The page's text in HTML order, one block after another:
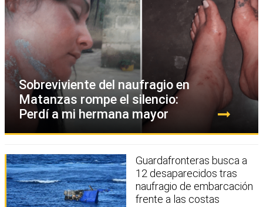
Sobreviviente del naufragio en
Matanzas rompe el silencio:
Perdí a mi hermana mayor
Guardafronteras busca a
12 desaparecidos tras
naufragio de embarcación
frente a las costas